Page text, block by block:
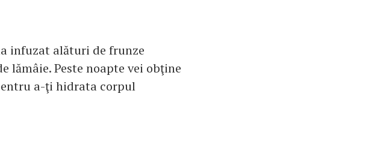
infuzat alături de frunze
lămâie. Peste noapte vei obţine
a-ţi hidrata corpul